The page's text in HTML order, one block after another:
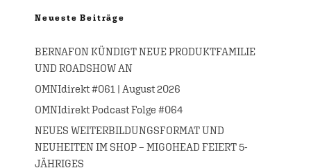
Neueste Beiträge
BERNAFON KÜNDIGT NEUE PRODUKTFAMILIE
UND ROADSHOW AN
OMNIdirekt #061 | August 2026
OMNIdirekt Podcast Folge #064
NEUES WEITERBILDUNGSFORMAT UND
NEUHEITEN IM SHOP – MIGOHEAD FEIERT 5-
JÄHRIGES